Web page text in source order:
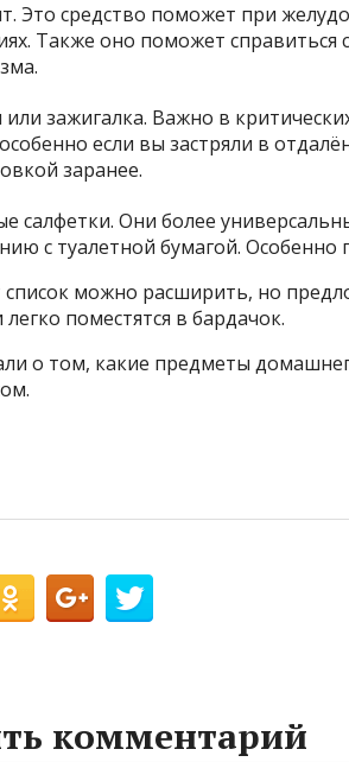
Это средство поможет при
Также оно поможет
зажигалка. Важно в
если вы застряли в
заранее.
салфетки. Они более
с туалетной бумагой. Особенно
список можно расширить, но
поместятся в бардачок.
о том, какие предметы
комментарий